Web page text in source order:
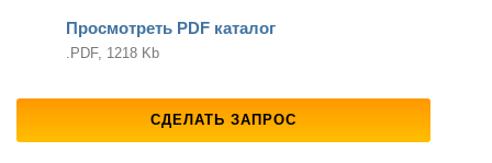
Просмотреть PDF каталог
.PDF, 1218 Kb
СДЕЛАТЬ ЗАПРОС